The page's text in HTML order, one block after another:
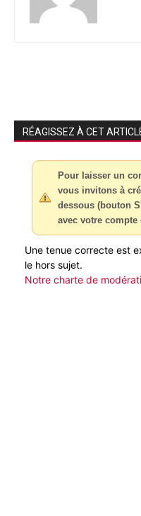
RÉAGISSEZ À CET
Pour laisser un
vous invitons à
dessous (bouton
avec votre compte
Une tenue correcte est
le hors sujet.
Notre charte de